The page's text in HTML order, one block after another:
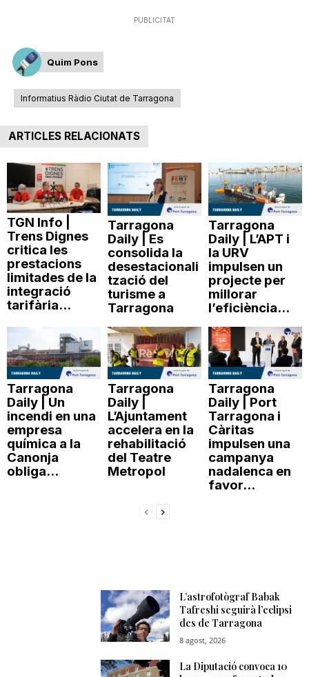
PUBLICITAT
Quim Pons
Informatius Ràdio Ciutat de Tarragona
ARTICLES RELACIONATS
TGN Info |
Trens Dignes
critica les
prestacions
limitades de la
integració
tarifària...
Tarragona
Daily | Es
consolida la
desestacionali
tzació del
turisme a
Tarragona
Tarragona
Daily | L’APT i
la URV
impulsen un
projecte per
millorar
l’eficiència...
Tarragona
Daily | Un
incendi en una
empresa
química a la
Canonja
obliga...
Tarragona
Daily |
L’Ajuntament
accelera en la
rehabilitació
del Teatre
Metropol
Tarragona
Daily | Port
Tarragona i
Càritas
impulsen una
campanya
nadalenca en
favor...